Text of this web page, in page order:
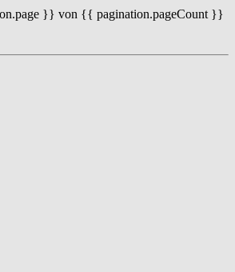
}} von {{ pagination.pageCount }}